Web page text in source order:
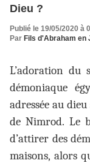
Dieu ?
Publié le 19/05/2020 à
Par Fils d'Abraham en
L’adoration du
démoniaque
adressée au
de Nimrod. Le
d’attirer des
maisons, alors